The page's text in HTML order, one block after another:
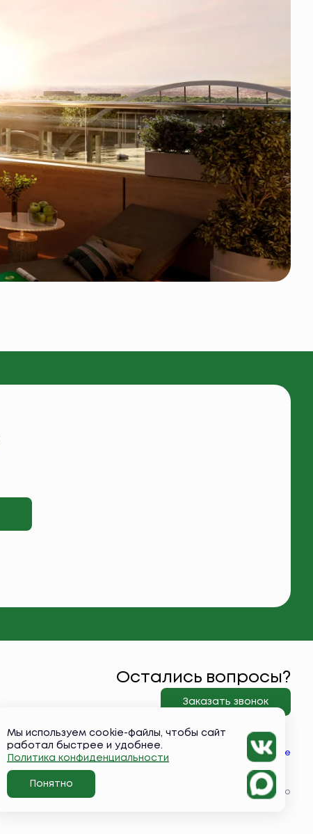
Остались вопросы?
Заказать звонок
Вконтакте
Мы используем cookie-файлы, чтобы сайт
работал быстрее и удобнее.
Политика конфиденциальности
Понятно